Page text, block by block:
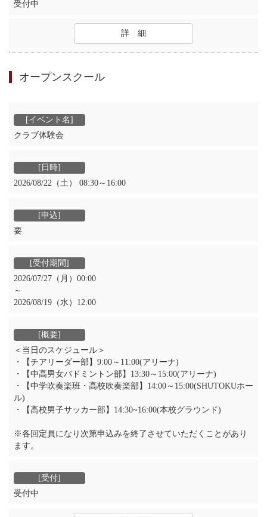
受付中
詳 細
オープンスクール
クラブ体験会
2026/08/22（土） 08:30～16:00
要
2026/07/27（月）00:00
～
2026/08/19（水）12:00
＜当日のスケジュール＞
・【チアリーダー部】9:00～11:00(アリーナ)
・【中高男女バドミントン部】13:30～15:00(アリーナ)
・【中学吹奏楽班・高校吹奏楽部】14:00～15:00(SHUTOKUホー
ル)
・【高校男子サッカー部】14:30~16:00(本校グラウンド)
※各回定員になり次第申込みを終了させていただくことがあり
ます。
受付中